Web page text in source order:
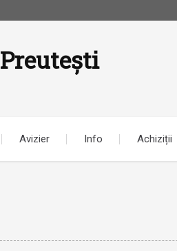
Preutești
Avizier Info Achiziții